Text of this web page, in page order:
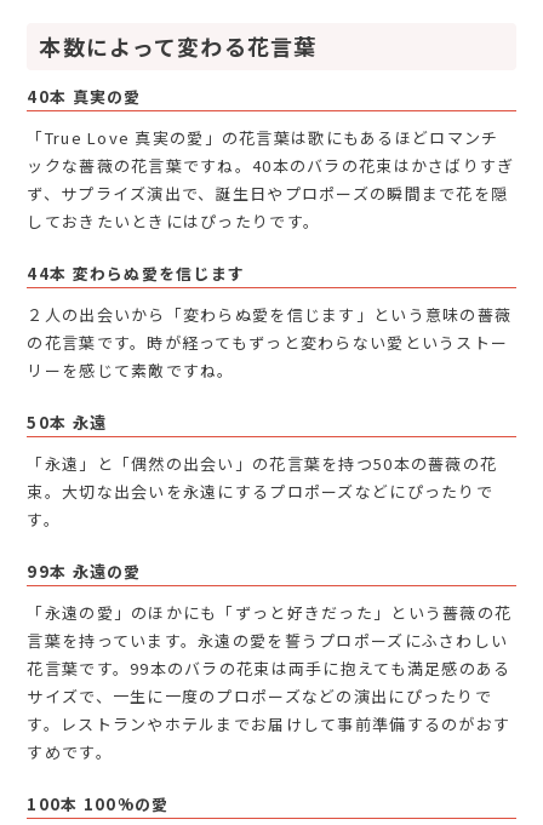
本数によって変わる花言葉
40本 真実の愛
「True Love 真実の愛」の花言葉は歌にもあるほどロマンチ
ックな薔薇の花言葉ですね。40本のバラの花束はかさばりすぎ
ず、サプライズ演出で、誕生日やプロポーズの瞬間まで花を隠
しておきたいときにはぴったりです。
44本 変わらぬ愛を信じます
２人の出会いから「変わらぬ愛を信じます」という意味の薔薇
の花言葉です。時が経ってもずっと変わらない愛というストー
リーを感じて素敵ですね。
50本 永遠
「永遠」と「偶然の出会い」の花言葉を持つ50本の薔薇の花
束。大切な出会いを永遠にするプロポーズなどにぴったりで
す。
99本 永遠の愛
「永遠の愛」のほかにも「ずっと好きだった」という薔薇の花
言葉を持っています。永遠の愛を誓うプロポーズにふさわしい
花言葉です。99本のバラの花束は両手に抱えても満足感のある
サイズで、一生に一度のプロポーズなどの演出にぴったりで
す。レストランやホテルまでお届けして事前準備するのがおす
すめです。
100本 100%の愛